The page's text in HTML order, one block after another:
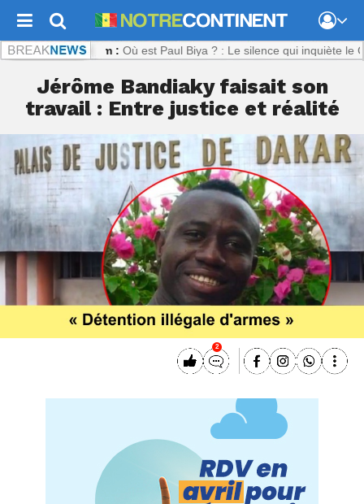
: Où est Paul Biya ? : Le silence qui inquiète le
Jérôme Bandiaky faisait son
travail : Entre justice et réalité
2